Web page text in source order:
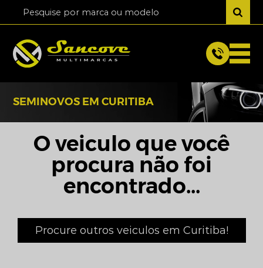
SEMINOVOS EM CURITIBA
O veiculo que você
procura não foi
encontrado...
Procure outros veiculos em Curitiba!